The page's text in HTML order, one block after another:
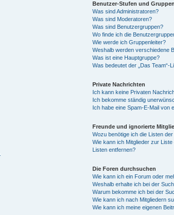
Benutzer-Stufen und Gruppen
Was sind Administratoren?
Was sind Moderatoren?
Was sind Benutzergruppen?
Wo finde ich die
Wie werde ich Gruppenleiter?
Weshalb werden verschiedene
Was ist eine Hauptgruppe?
Was bedeutet der „Das Team“-
Private Nachrichten
Ich kann keine Privaten
Ich bekomme ständig
Ich habe eine Spam-E-Mail von
Freunde und ignorierte
Wozu benötige ich die Listen
Wie kann ich Mitglieder zur
Listen entfernen?
Die Foren durchsuchen
Wie kann ich ein Forum oder
Weshalb erhalte ich bei der
Warum bekomme ich bei der
Wie kann ich nach Mitgliedern
Wie kann ich meine eigenen